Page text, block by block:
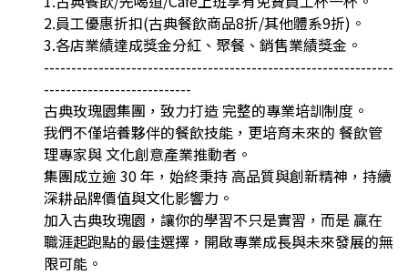
2.員工優惠折扣(古典餐飲商品8折/其他體系9折)。
3.各店業績達成獎金分紅、聚餐、銷售業績獎金。
----------------------------------------------------------------
---------------------------
古典玫瑰園集團，致力打造 完整的專業培訓制度。
我們不僅培養夥伴的餐飲技能，更培育未來的 餐飲管
理專家與 文化創意產業推動者。
集團成立逾 30 年，始終秉持 高品質與創新精神，持續
深耕品牌價值與文化影響力。
加入古典玫瑰園，讓你的學習不只是實習，而是 贏在
職涯起跑點的最佳選擇，開啟專業成長與未來發展的無
限可能。